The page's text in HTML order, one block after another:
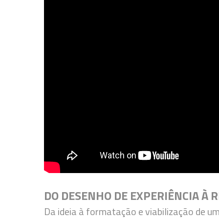
DO DESENHO DE EXPERIÊNCIA À
Da ideia à formatação e viabilização de